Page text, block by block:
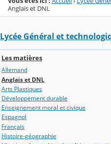
Anglais et DNL
Lycée Général et
Les matières
Allemand
Anglais et DNL
Arts Plastiques
Développement durable
Enseignement moral et civique
Espagnol
Français
Histoire-géographie